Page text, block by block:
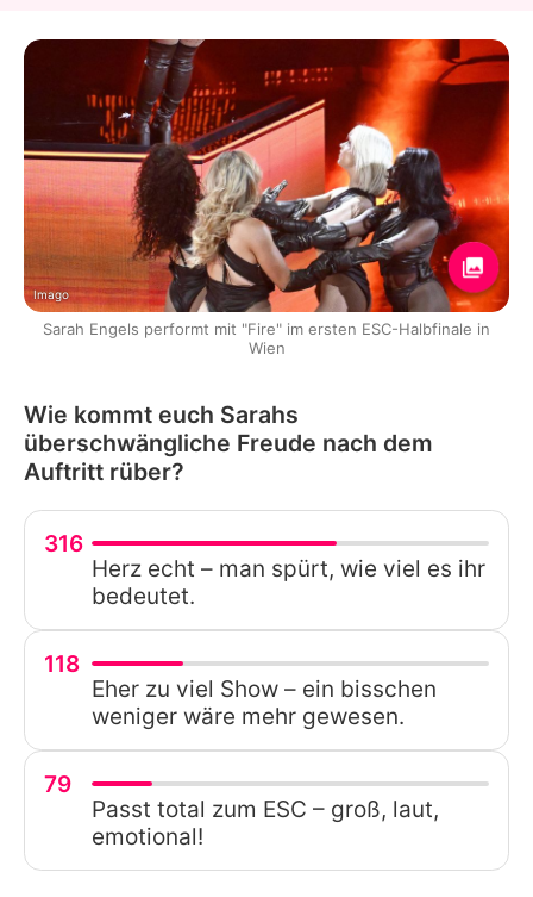
Imago
Sarah Engels performt mit "Fire" im ersten ESC-Halbfinale in
Wien
Wie kommt euch Sarahs
überschwängliche Freude nach dem
Auftritt rüber?
316
Herz echt – man spürt, wie viel es ihr
bedeutet.
118
Eher zu viel Show – ein bisschen
weniger wäre mehr gewesen.
79
Passt total zum ESC – groß, laut,
emotional!